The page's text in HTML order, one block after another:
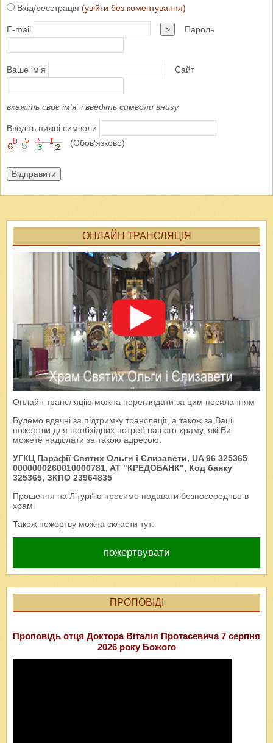
Вхід/реєстрація (увійти без коментування)
E-mail > Пароль
Ваше ім'я Сайт
вкажіть своє ім'я, і введіть символи внизу
Введіть нижні символи
(Обов'язково)
Відправити
ОНЛАЙН ТРАНСЛЯЦІЯ
Онлайн трансляцію можна переглядати за цим посиланням
Будемо вдячні за підтримку трансляції, а також за Ваші
пожертви для необхідних потреб нашого храму, які Ви
можете надіслати за такою адресою:
УГКЦ Парафії Святих Ольги і Єлизавети, UA 96 325365
0000000260010000781, AT "КРЕДОБАНК", Код банку
325365, ЗКПО 23964835
Прошення на Літурґію просимо подавати безпосередньо в
храмі
Також пожертву можна скласти тут:
пожертвувати
ПРОПОВІДІ
Проповідь отця Доктора Віталія Протасевича 7 серпня
2026 року Божого